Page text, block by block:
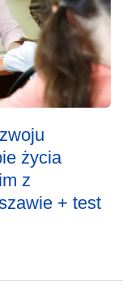
życia
z
+ test